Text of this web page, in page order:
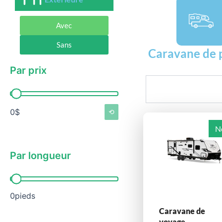
Avec
Sans
Par prix
Par prix
0$ ⟲
Par longueur
Par longueur
0pieds
Caravane de
Caravane de